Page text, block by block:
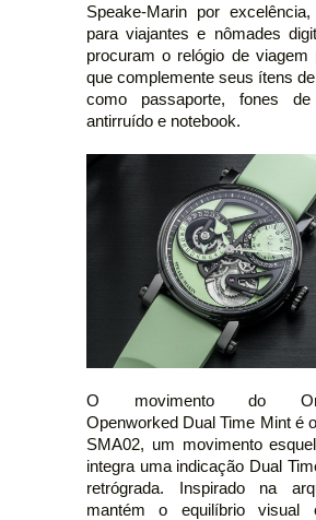
Speake-Marin por
para viajantes e nômades
procuram o relógio de viagem
que complemente seus ítens
como passaporte, fones de
antirruído e notebook.
O movimento do
Openworked Dual Time Mint é
SMA02, um movimento
integra uma indicação Dual
retrógrada. Inspirado na
mantém o equilíbrio visual